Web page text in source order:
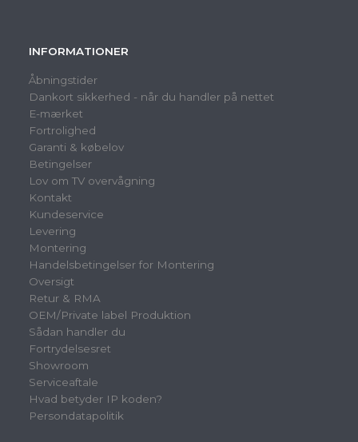
INFORMATIONER
Åbningstider
Dankort sikkerhed - når du handler på nettet
E-mærket
Fortrolighed
Garanti & købelov
Betingelser
Lov om TV overvågning
Kontakt
Kundeservice
Levering
Montering
Handelsbetingelser for Montering
Oversigt
Retur & RMA
OEM/Private label Produktion
Sådan handler du
Fortrydelsesret
Showroom
Serviceaftale
Hvad betyder IP koden?
Persondatapolitik